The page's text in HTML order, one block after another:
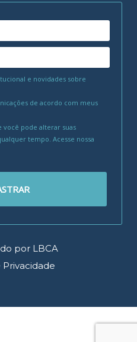
e novidades sobre
de acordo com meus
você pode alterar suas
tempo. Acesse nossa
por LBCA